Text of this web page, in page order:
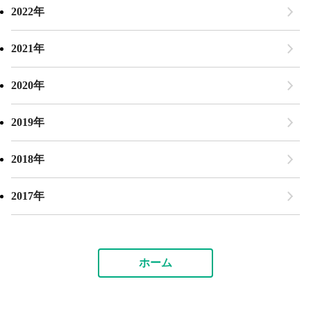
2022年
2021年
2020年
2019年
2018年
2017年
ホーム